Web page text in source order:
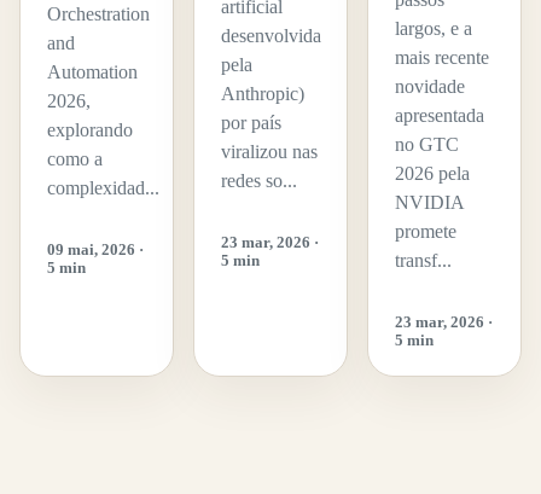
Orchestration
and
Automation
2026,
explorando
como a
complexidad...
09 mai, 2026 ·
5 min
artificial
desenvolvida
pela
Anthropic)
por país
viralizou nas
redes so...
23 mar, 2026 ·
5 min
largos, e a
mais recente
novidade
apresentada
no GTC
2026 pela
NVIDIA
promete
transf...
23 mar, 2026 ·
5 min